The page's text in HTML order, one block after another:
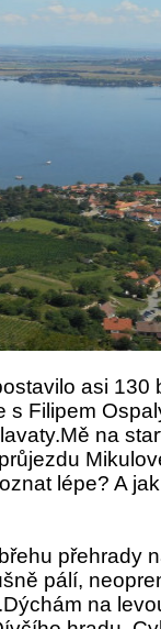
asi 130
Filipem
na
lépe? A
přehrady
pálí,
na